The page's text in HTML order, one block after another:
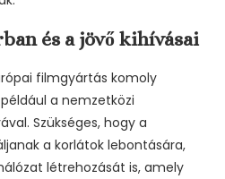
és a jövő kihívásai
filmgyártás komoly
a nemzetközi
Szükséges, hogy a
a korlátok lebontására,
létrehozását is, amely